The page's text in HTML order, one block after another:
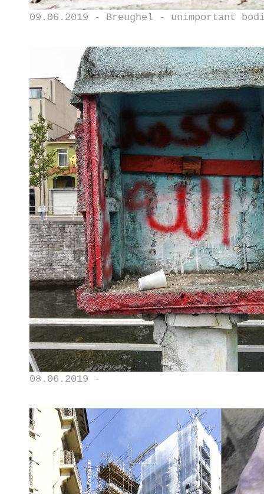
09.06.2019 - Breughel - unimportant
08.06.2019 -